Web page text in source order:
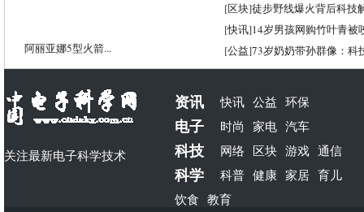
阿丽亚娜5型火箭...
[区块]徒步野线爆火背后科技
[快讯]14岁男孩网购竹叶青被
[公益]73岁奶奶带孙群像：科
关注最新电子科学技术
资讯 快讯 公益 环保
电子 时尚 家电 汽车
科技 网络 区块 游戏 通信
科学 科普 健康 家居 育儿
饮食 教育